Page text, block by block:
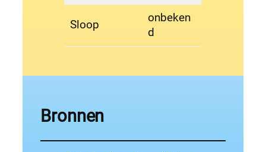
Sloop
onbeken
d
Bronnen